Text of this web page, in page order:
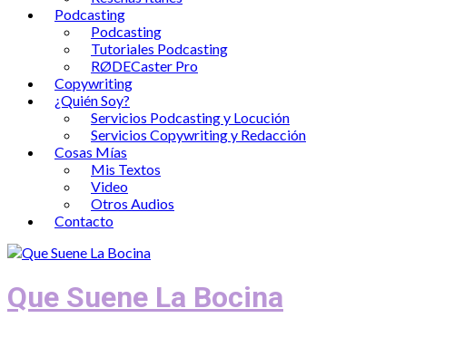
Podcasting
Podcasting
Tutoriales Podcasting
RØDECaster Pro
Copywriting
¿Quién Soy?
Servicios Podcasting y Locución
Servicios Copywriting y Redacción
Cosas Mías
Mis Textos
Video
Otros Audios
Contacto
Que Suene La Bocina